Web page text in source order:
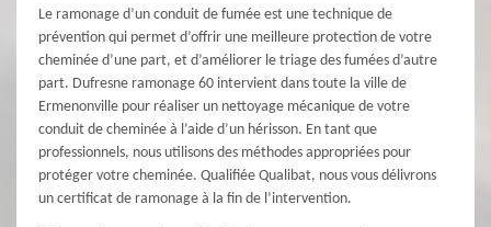
Le ramonage d’un conduit de fumée est une technique de
prévention qui permet d’offrir une meilleure protection de votre
cheminée d’une part, et d’améliorer le triage des fumées d’autre
part. Dufresne ramonage 60 intervient dans toute la ville de
Ermenonville pour réaliser un nettoyage mécanique de votre
conduit de cheminée à l’aide d’un hérisson. En tant que
professionnels, nous utilisons des méthodes appropriées pour
protéger votre cheminée. Qualifiée Qualibat, nous vous délivrons
un certificat de ramonage à la fin de l’intervention.